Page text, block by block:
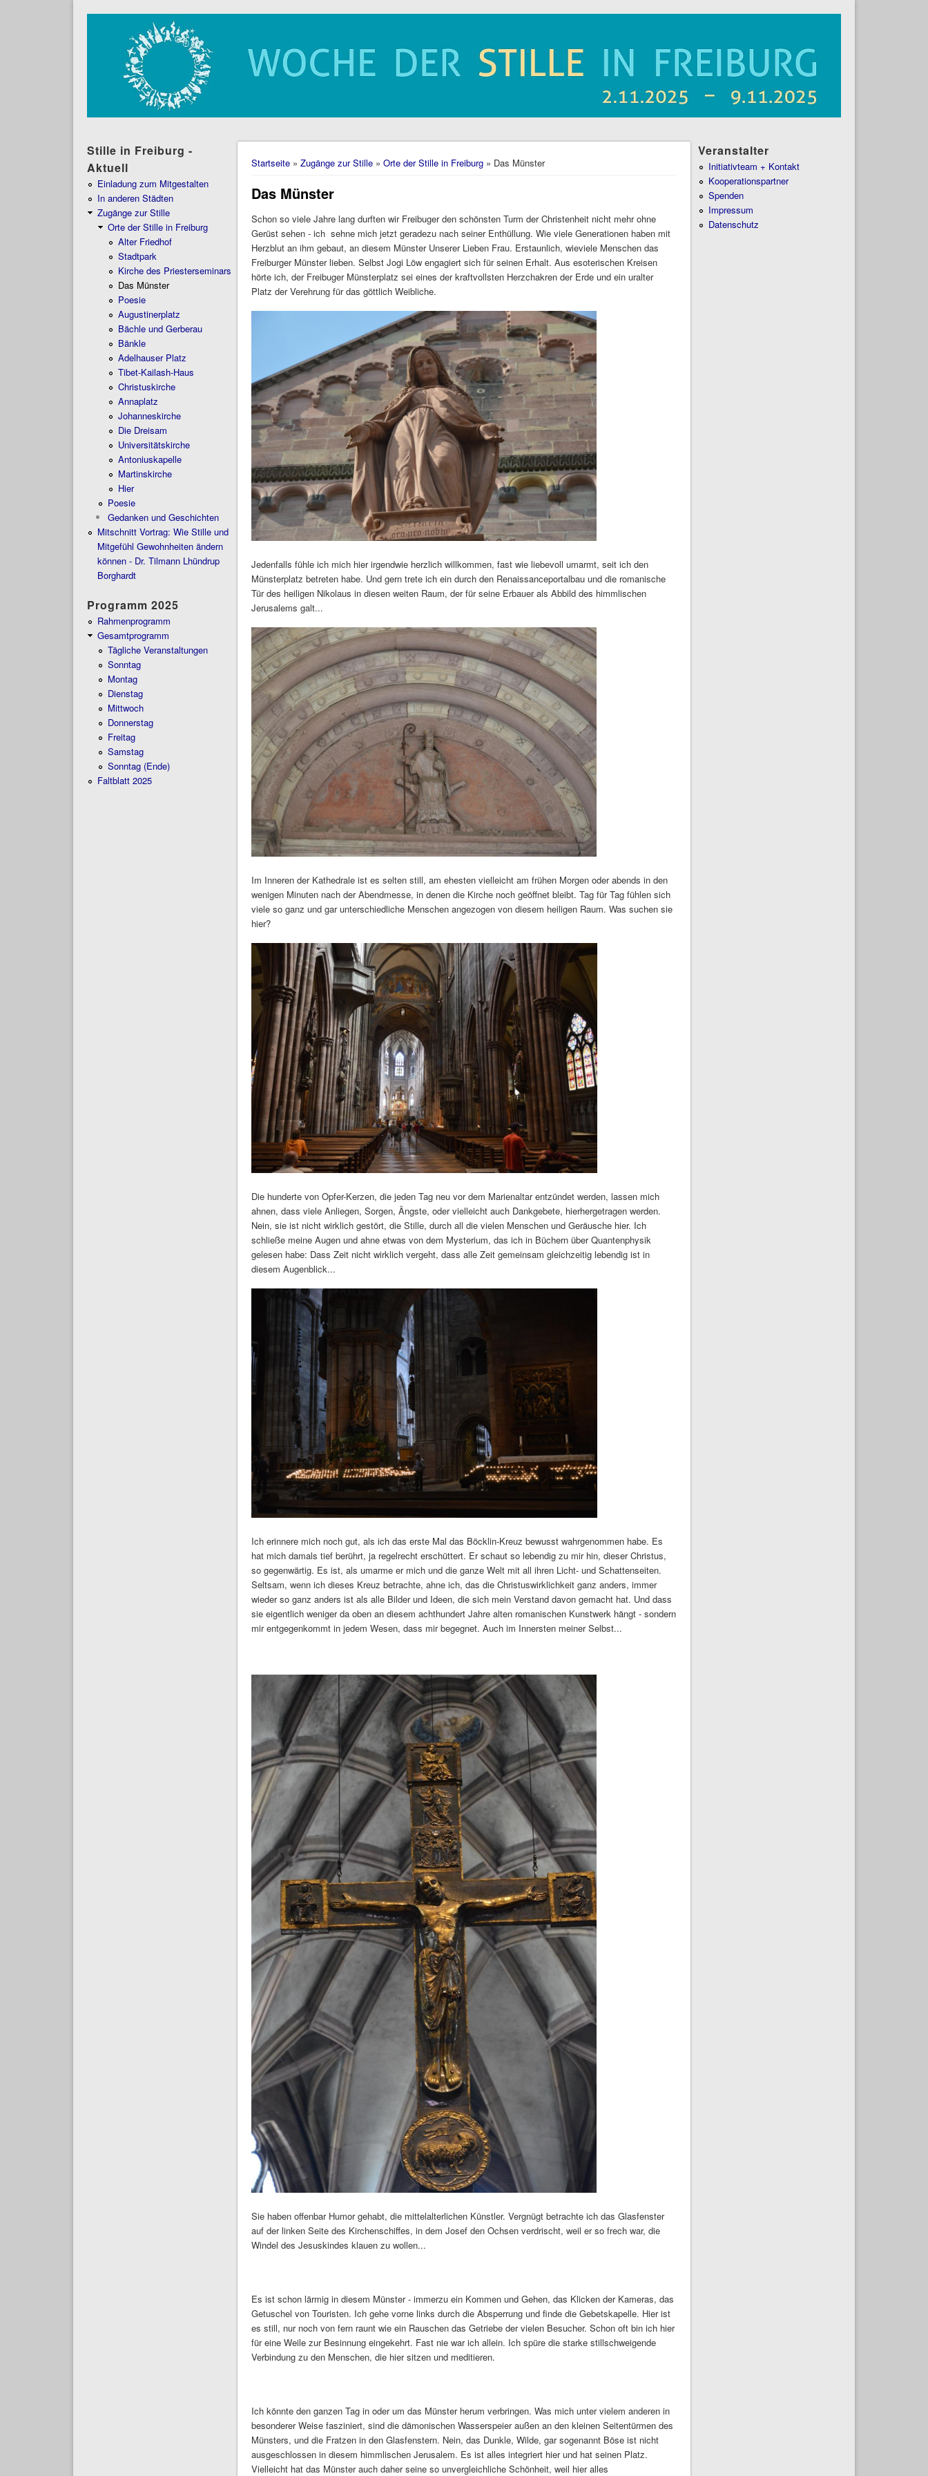
Sie sind hier
Startseite »Zugänge zur Stille »Orte der Stille in Freiburg » Das Münster
Das Münster
Schon so viele Jahre lang durften wir Freibuger den schönsten Turm der Christenheit nicht mehr ohne
Gerüst sehen - ich sehne mich jetzt geradezu nach seiner Enthüllung. Wie viele Generationen haben mit
Herzblut an ihm gebaut, an diesem Münster Unserer Lieben Frau. Erstaunlich, wieviele Menschen das
Freiburger Münster lieben. Selbst Jogi Löw engagiert sich für seinen Erhalt. Aus esoterischen Kreisen
hörte ich, der Freibuger Münsterplatz sei eines der kraftvollsten Herzchakren der Erde und ein uralter
Platz der Verehrung für das göttlich Weibliche.
Jedenfalls fühle ich mich hier irgendwie herzlich willkommen, fast wie liebevoll umarmt, seit ich den
Münsterplatz betreten habe. Und gern trete ich ein durch den Renaissanceportalbau und die romanische
Tür des heiligen Nikolaus in diesen weiten Raum, der für seine Erbauer als Abbild des himmlischen
Jerusalems galt...
Im Inneren der Kathedrale ist es selten still, am ehesten vielleicht am frühen Morgen oder abends in den
wenigen Minuten nach der Abendmesse, in denen die Kirche noch geöffnet bleibt. Tag für Tag fühlen sich
viele so ganz und gar unterschiedliche Menschen angezogen von diesem heiligen Raum. Was suchen sie
hier?
Die hunderte von Opfer-Kerzen, die jeden Tag neu vor dem Marienaltar entzündet werden, lassen mich
ahnen, dass viele Anliegen, Sorgen, Ängste, oder vielleicht auch Dankgebete, hierhergetragen werden.
Nein, sie ist nicht wirklich gestört, die Stille, durch all die vielen Menschen und Geräusche hier. Ich
schließe meine Augen und ahne etwas von dem Mysterium, das ich in Büchern über Quantenphysik
gelesen habe: Dass Zeit nicht wirklich vergeht, dass alle Zeit gemeinsam gleichzeitig lebendig ist in
diesem Augenblick...
Ich erinnere mich noch gut, als ich das erste Mal das Böcklin-Kreuz bewusst wahrgenommen habe. Es
hat mich damals tief berührt, ja regelrecht erschüttert. Er schaut so lebendig zu mir hin, dieser Christus,
so gegenwärtig. Es ist, als umarme er mich und die ganze Welt mit all ihren Licht- und Schattenseiten.
Seltsam, wenn ich dieses Kreuz betrachte, ahne ich, das die Christuswirklichkeit ganz anders, immer
wieder so ganz anders ist als alle Bilder und Ideen, die sich mein Verstand davon gemacht hat. Und dass
sie eigentlich weniger da oben an diesem achthundert Jahre alten romanischen Kunstwerk hängt - sondern
mir entgegenkommt in jedem Wesen, dass mir begegnet. Auch im Innersten meiner Selbst...
Sie haben offenbar Humor gehabt, die mittelalterlichen Künstler. Vergnügt betrachte ich das Glasfenster
auf der linken Seite des Kirchenschiffes, in dem Josef den Ochsen verdrischt, weil er so frech war, die
Windel des Jesuskindes klauen zu wollen...
Es ist schon lärmig in diesem Münster - immerzu ein Kommen und Gehen, das Klicken der Kameras, das
Getuschel von Touristen. Ich gehe vorne links durch die Absperrung und finde die Gebetskapelle. Hier ist
es still, nur noch von fern raunt wie ein Rauschen das Getriebe der vielen Besucher. Schon oft bin ich hier
für eine Weile zur Besinnung eingekehrt. Fast nie war ich allein. Ich spüre die starke stillschweigende
Verbindung zu den Menschen, die hier sitzen und meditieren.
Ich könnte den ganzen Tag in oder um das Münster herum verbringen. Was mich unter vielem anderen in
besonderer Weise fasziniert, sind die dämonischen Wasserspeier außen an den kleinen Seitentürmen des
Münsters, und die Fratzen in den Glasfenstern. Nein, das Dunkle, Wilde, gar sogenannt Böse ist nicht
ausgeschlossen in diesem himmlischen Jerusalem. Es ist alles integriert hier und hat seinen Platz.
Vielleicht hat das Münster auch daher seine so unvergleichliche Schönheit, weil hier alles
Stille in Freiburg -
Aktuell
Einladung zum Mitgestalten
In anderen Städten
Zugänge zur Stille
Orte der Stille in Freiburg
Alter Friedhof
Stadtpark
Kirche des Priesterseminars
Das Münster
Poesie
Augustinerplatz
Bächle und Gerberau
Bänkle
Adelhauser Platz
Tibet-Kailash-Haus
Christuskirche
Annaplatz
Johanneskirche
Die Dreisam
Universitätskirche
Antoniuskapelle
Martinskirche
Hier
Poesie
Gedanken und Geschichten
Mitschnitt Vortrag: Wie Stille und
Mitgefühl Gewohnheiten ändern
können - Dr. Tilmann Lhündrup
Borghardt
Programm 2025
Rahmenprogramm
Gesamtprogramm
Tägliche Veranstaltungen
Sonntag
Montag
Dienstag
Mittwoch
Donnerstag
Freitag
Samstag
Sonntag (Ende)
Faltblatt 2025
Veranstalter
Initiativteam + Kontakt
Kooperationspartner
Spenden
Impressum
Datenschutz